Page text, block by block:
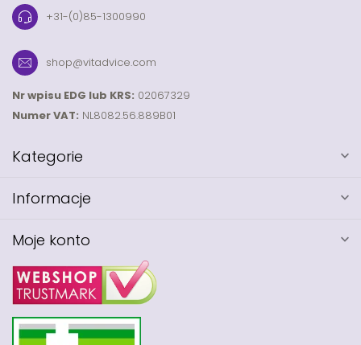
+31-(0)85-1300990
shop@vitadvice.com
Nr wpisu EDG lub KRS: 02067329
Numer VAT: NL8082.56.889B01
Kategorie
Informacje
Moje konto